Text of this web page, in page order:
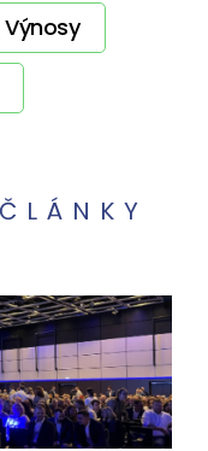
Výnosy